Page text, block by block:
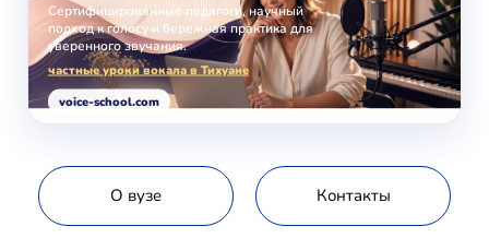
Сертифицированные педагоги, научный
подход к голосу и бережная практика для
уверенного звучания.
частные уроки вокала в Тихуане
voice-school.com
О вузе Контакты